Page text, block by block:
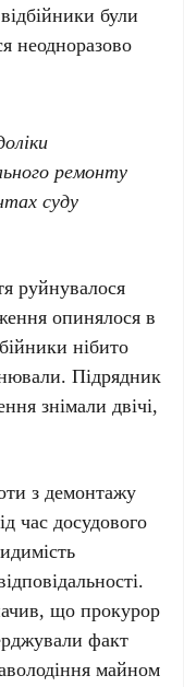
були
неодноразово
ремонту
суду
руйнувалося
опинялося в
нібито
Підрядник
знімали двічі,
з демонтажу
час досудового
що прокурор
факт
майном